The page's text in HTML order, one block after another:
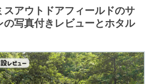
スアウトドアフィールドのサ
の写真付きレビューとホタル